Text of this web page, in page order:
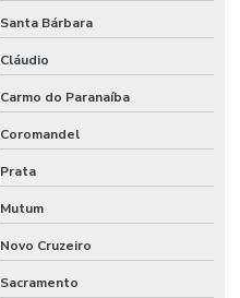
Santa Bárbara
Cláudio
Carmo do Paranaíba
Coromandel
Prata
Mutum
Novo Cruzeiro
Sacramento